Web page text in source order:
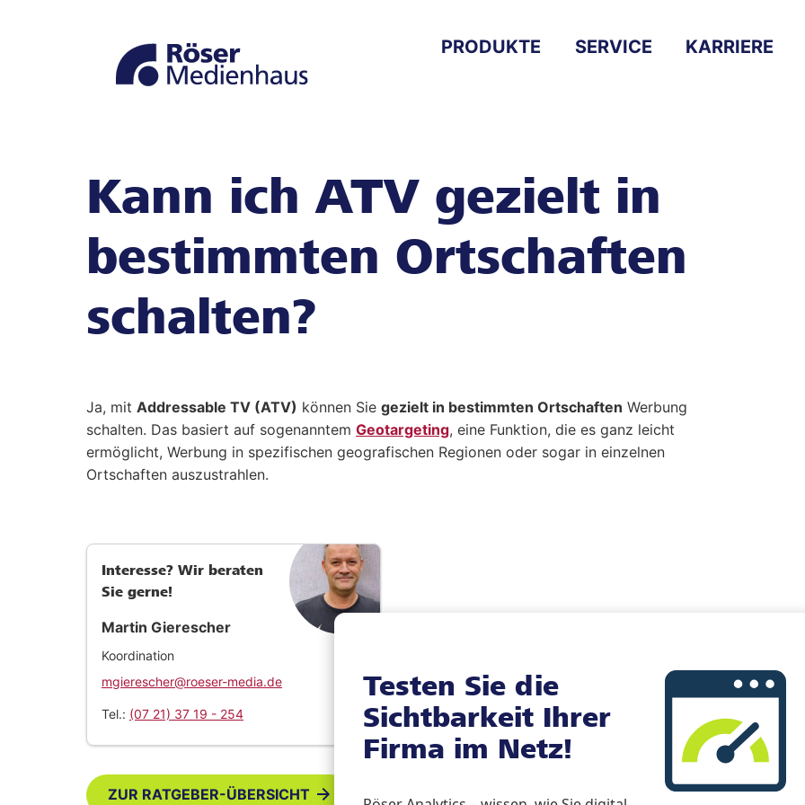
PRODUKTE SERVICE KARRIERE
Kann ich ATV gezielt in
bestimmten Ortschaften
schalten?
Ja, mit Addressable TV (ATV) können Sie gezielt in bestimmten Ortschaften Werbung
schalten. Das basiert auf sogenanntem Geotargeting, eine Funktion, die es ganz leicht
ermöglicht, Werbung in spezifischen geografischen Regionen oder sogar in einzelnen
Ortschaften auszustrahlen.
Interesse? Wir beraten
Sie gerne!
Martin Gierescher
Koordination
mgierescher@roeser-media.de
Tel.: (07 21) 37 19 - 254
ZUR RATGEBER-ÜBERSICHT
Testen Sie die
Sichtbarkeit Ihrer
Firma im Netz!